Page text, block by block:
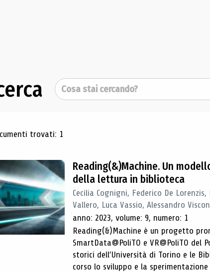
Cerca
di ricerca
trovati: 1
Reading(&)Machine. Un
della lettura in biblioteca
Cecilia Cognigni, Federico De
Vallero, Luca Vassio, Alessandro
anno: 2023, volume: 9, numero: 1
Reading(&)Machine è un progetto
SmartData@PoliTO e VR@PoliTO
storici dell’Università di Torino e le
corso lo sviluppo e la